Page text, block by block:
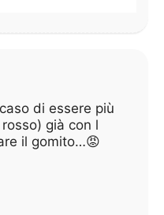
di essere più
già con l
il gomito…😡